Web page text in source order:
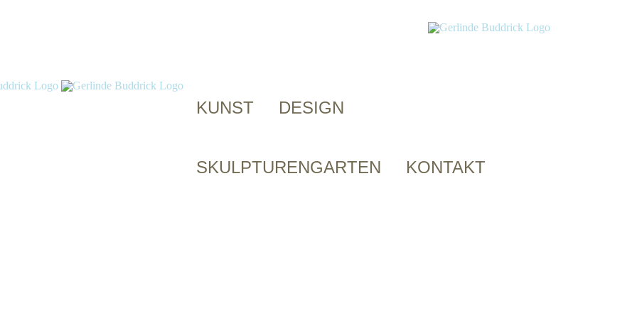
KUNST DESIGN
SKULPTURENGARTEN KONTAKT